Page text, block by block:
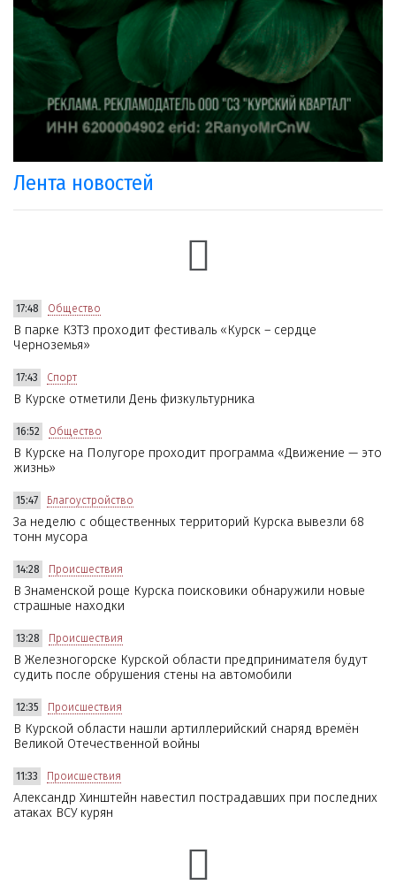
Лента новостей
17:48 Общество
В парке КЗТЗ проходит фестиваль «Курск – сердце
Черноземья»
17:43 Спорт
В Курске отметили День физкультурника
16:52 Общество
В Курске на Полугоре проходит программа «Движение — это
жизнь»
15:47 Благоустройство
За неделю с общественных территорий Курска вывезли 68
тонн мусора
14:28 Происшествия
В Знаменской роще Курска поисковики обнаружили новые
страшные находки
13:28 Происшествия
В Железногорске Курской области предпринимателя будут
судить после обрушения стены на автомобили
12:35 Происшествия
В Курской области нашли артиллерийский снаряд времён
Великой Отечественной войны
11:33 Происшествия
Александр Хинштейн навестил пострадавших при последних
атаках ВСУ курян